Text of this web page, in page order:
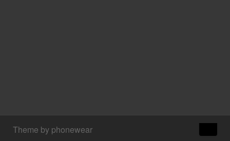
Theme by phonewear
↑